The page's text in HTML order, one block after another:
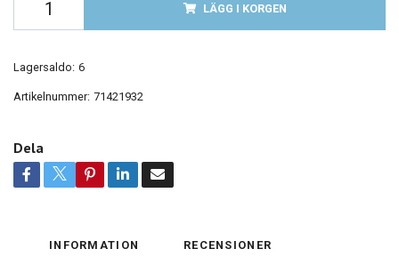
LÄGG I KORGEN
Lagersaldo: 6
Artikelnummer: 71421932
Dela
INFORMATION RECENSIONER